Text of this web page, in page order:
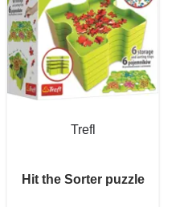
Trefl
Hit the Sorter puzzle